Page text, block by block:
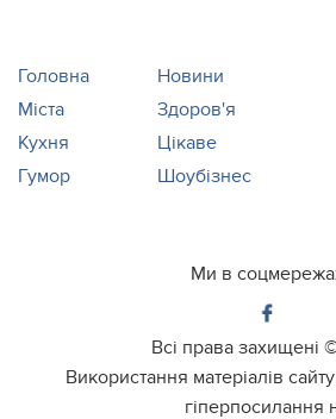
Головна
Новини
Міста
Здоров'я
Кухня
Цікаве
Гумор
Шоубізнес
Ми в
Всі права захищені
Використання матеріалів
гіперпосилання